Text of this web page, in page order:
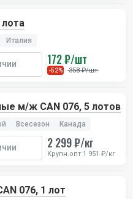
Италия
172 ₽/шт
-52% 358 ₽/шт
м/ж CAN 076, 5 лотов
Всесезон Канада
2 299 ₽/кг
Крупн.опт 1 951 ₽/кг
076, 1 лот